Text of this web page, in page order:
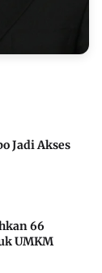
Jadi Akses
66
UMKM